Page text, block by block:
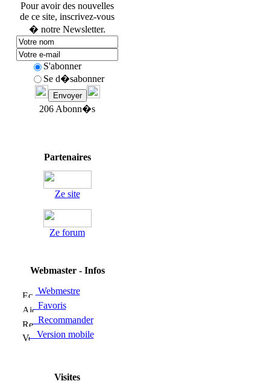
Pour avoir des nouvelles
de ce site, inscrivez-vous
� notre Newsletter.
S'abonner
Se d�sabonner
206 Abonn�s
Partenaires
Ze site
Ze forum
Webmaster - Infos
Webmestre
Favoris
Recommander
Version mobile
Visites